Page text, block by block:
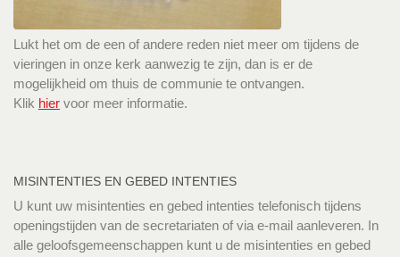
Lukt het om de een of andere reden niet meer om tijdens de
vieringen in onze kerk aanwezig te zijn, dan is er de
mogelijkheid om thuis de communie te ontvangen.
Klik hier voor meer informatie.
MISINTENTIES EN GEBED INTENTIES
U kunt uw misintenties en gebed intenties telefonisch tijdens
openingstijden van de secretariaten of via e-mail aanleveren. In
alle geloofsgemeenschappen kunt u de misintenties en gebed